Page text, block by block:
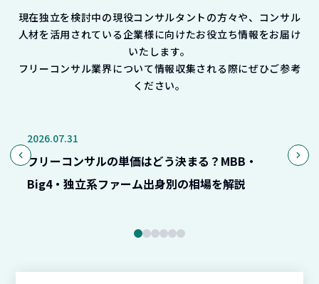
現在独立を検討中の現役コンサルタントの方々や、コンサル
人材を活用されている企業様に向けたお役立ち情報をお届け
いたします。
フリーコンサル業界について情報収集される際にぜひご参考
ください。
2026.07.31
フリーコンサルの単価はどう決まる？MBB・
Big4・独立系ファーム出身別の相場を解説